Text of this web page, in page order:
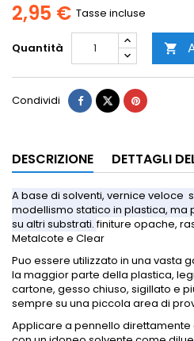
2,95 € Tasse incluse
Quantità 
Condividi
DESCRIZIONE DETTAGLI
A base di solventi, vernice veloce
modellismo statico in plastica, ma
su altri substrati.finiture opache,
Metalcote e Clear
Puo essere utilizzato in una vasta
la maggior parte della plastica,
cartone, gesso chiuso, sigillato e
sempre su una piccola area di
Applicare a pennello